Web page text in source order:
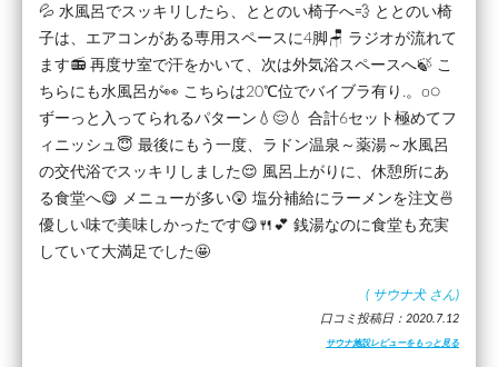
💦 水風呂でスッキリしたら、ととのい椅子へ💨 ととのい椅
子は、エアコンがある専用スペースに4脚🪑 ラジオが流れて
ます📻️ 再度サ室で汗をかいて、次は外気浴スペースへ🍃 こ
ちらにも水風呂が👀 こちらは20℃位でバイブラ有り.。o○
ずーっと入ってられるパターン💧😌💧 合計6セット極めてフ
ィニッシュ😇 最後にもう一度、ラドン温泉～薬湯～水風呂
の交代浴でスッキリしました😌 風呂上がりに、休憩所にあ
る食堂へ😋 メニューが多い😲 塩分補給にラーメンを注文🍜
優しい味で美味しかったです😋🍴💕 銭湯なのに食堂も充実
していて大満足でした🤩
( サウナ犬 さん)
口コミ投稿日：2020.7.12
サウナ施設レビューをもっと見る